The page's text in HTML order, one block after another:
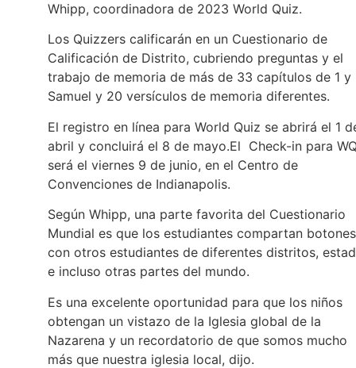
Whipp, coordinadora de 2023 World Quiz.
Los Quizzers calificarán en un Cuestionario de
Calificación de Distrito, cubriendo preguntas y el
trabajo de memoria de más de 33 capítulos de 1 y
Samuel y 20 versículos de memoria diferentes.
El registro en línea para World Quiz se abrirá el 1
abril y concluirá el 8 de mayo.El Check-in para
será el viernes 9 de junio, en el Centro de
Convenciones de Indianapolis.
Según Whipp, una parte favorita del Cuestionario
Mundial es que los estudiantes compartan botones
con otros estudiantes de diferentes distritos,
e incluso otras partes del mundo.
Es una excelente oportunidad para que los niños
obtengan un vistazo de la Iglesia global de la
Nazarena y un recordatorio de que somos mucho
más que nuestra iglesia local, dijo.